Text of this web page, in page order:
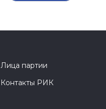
Лица партии
Контакты РИК